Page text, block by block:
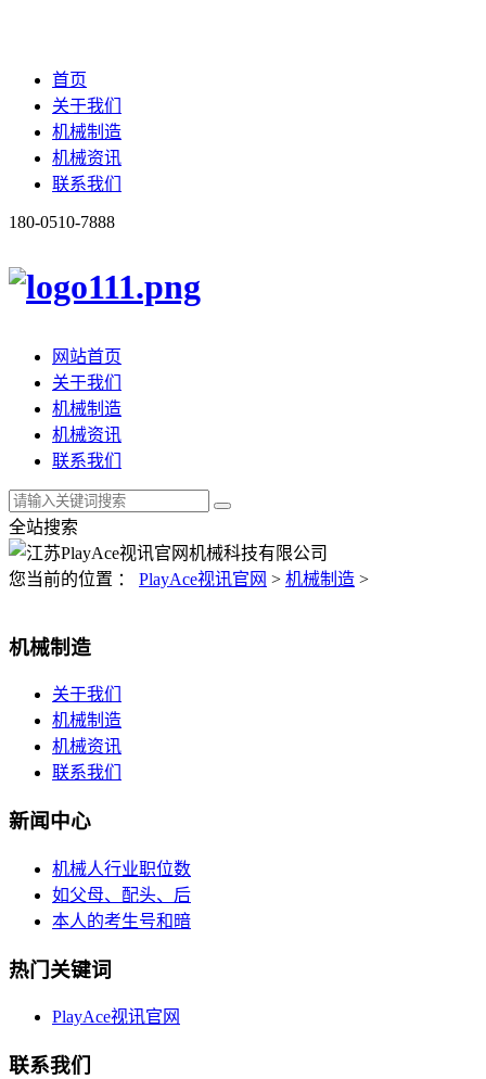
首页
关于我们
机械制造
机械资讯
联系我们
180-0510-7888
网站首页
关于我们
机械制造
机械资讯
联系我们
全站搜索
您当前的位置 ： PlayAce视讯官网 > 机械制造 >
机械制造
关于我们
机械制造
机械资讯
联系我们
新闻中心
机械人行业职位数
如父母、配头、后
本人的考生号和暗
热门关键词
PlayAce视讯官网
联系我们